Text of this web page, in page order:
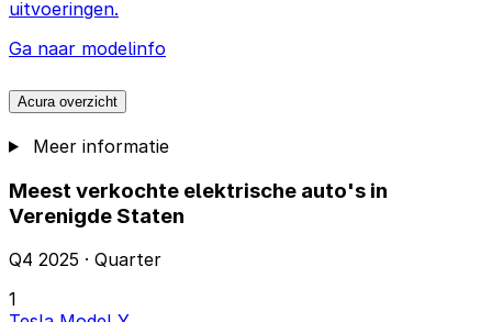
uitvoeringen.
Ga naar modelinfo
Acura overzicht
Meer informatie
Meest verkochte elektrische auto's in
Verenigde Staten
Q4 2025 · Quarter
1